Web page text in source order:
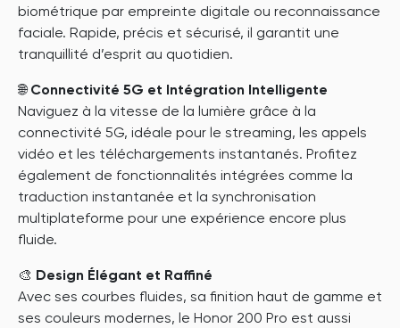
biométrique par empreinte digitale ou reconnaissance
faciale. Rapide, précis et sécurisé, il garantit une
tranquillité d’esprit au quotidien.
🌐Connectivité 5G et Intégration Intelligente
Naviguez à la vitesse de la lumière grâce à la
connectivité 5G, idéale pour le streaming, les appels
vidéo et les téléchargements instantanés. Profitez
également de fonctionnalités intégrées comme la
traduction instantanée et la synchronisation
multiplateforme pour une expérience encore plus
fluide.
🎨 Design Élégant et Raffiné
Avec ses courbes fluides, sa finition haut de gamme et
ses couleurs modernes, le Honor 200 Pro est aussi